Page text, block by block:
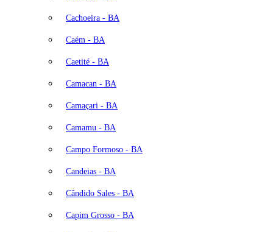
Cachoeira - BA
Caém - BA
Caetité - BA
Camacan - BA
Camaçari - BA
Camamu - BA
Campo Formoso - BA
Candeias - BA
Cândido Sales - BA
Capim Grosso - BA